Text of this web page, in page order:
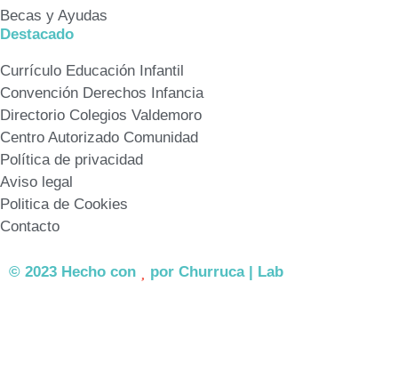
Becas y Ayudas
Destacado
Currículo Educación Infantil
Convención Derechos Infancia
Directorio Colegios Valdemoro
Centro Autorizado Comunidad
Política de privacidad
Aviso legal
Politica de Cookies
Contacto
© 2023 Hecho con por Churruca | Lab